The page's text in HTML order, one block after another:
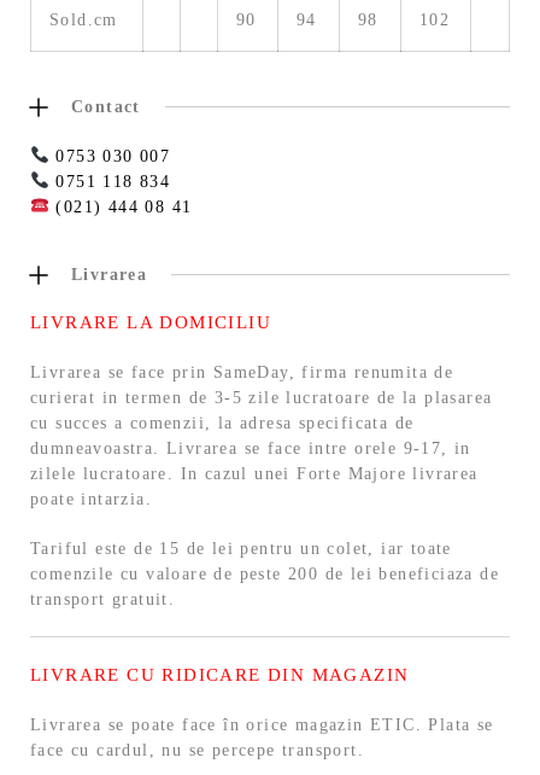
Sold.cm 90 94 98 102
Contact
0753 030 007
0751 118 834
(021) 444 08 41
Livrarea
LIVRARE LA DOMICILIU
Livrarea se face prin SameDay, firma renumita de
curierat in termen de 3-5 zile lucratoare de la plasarea
cu succes a comenzii, la adresa specificata de
dumneavoastra. Livrarea se face intre orele 9-17, in
zilele lucratoare. In cazul unei Forte Majore livrarea
poate intarzia.
Tariful este de 15 de lei pentru un colet, iar toate
comenzile cu valoare de peste 200 de lei beneficiaza de
transport gratuit.
LIVRARE CU RIDICARE DIN MAGAZIN
Livrarea se poate face în orice magazin ETIC. Plata se
face cu cardul, nu se percepe transport.